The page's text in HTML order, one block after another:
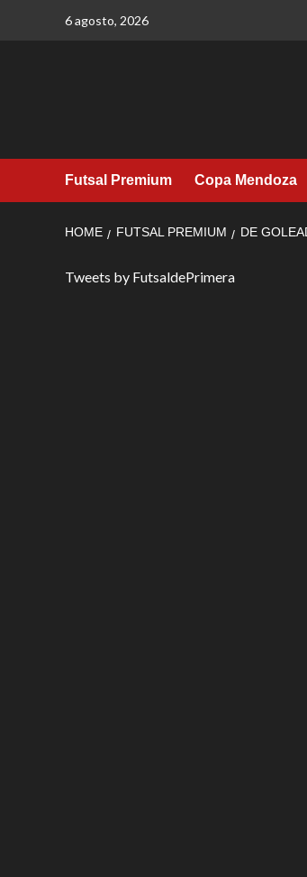
6 agosto, 2026
Futsal Premium Copa Mendoza
HOME FUTSAL PREMIUM DE
Tweets by FutsaldePrimera